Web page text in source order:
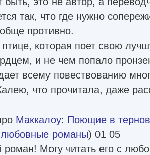
так, что где нужно
противно.
которая поет свою
и не чем попало
всему повествованию
что прочитала, даже
Маккалоу: Поющие в
романы) 01 05
роман! Могу читать его с